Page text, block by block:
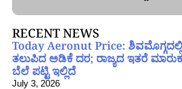
RECENT NEWS
Today Aeronut Price:
ತಲುಪಿದ ಅಡಿಕೆ ದರ; ರಾಜ್ಯದ ಇತರೆ
ಬೆಲೆ ಪಟ್ಟಿ ಇಲ್ಲಿದೆ
July 3, 2026